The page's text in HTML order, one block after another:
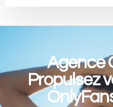
Quels sont les stratégies clés
OnlyFans ?
En savoir plus
Agence
Propulsez